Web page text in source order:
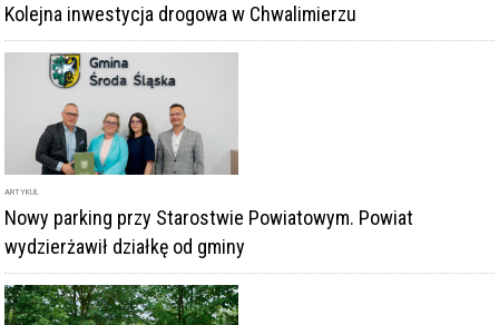
Kolejna inwestycja drogowa w Chwalimierzu
ARTYKUŁ
Nowy parking przy Starostwie Powiatowym. Powiat
wydzierżawił działkę od gminy